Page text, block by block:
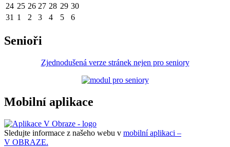
24 25 26 27 28 29 30
31 1 2 3 4 5 6
Senioři
Zjednodušená verze stránek nejen pro seniory
Mobilní aplikace
Sledujte informace z našeho webu v mobilní aplikaci –
V OBRAZE.